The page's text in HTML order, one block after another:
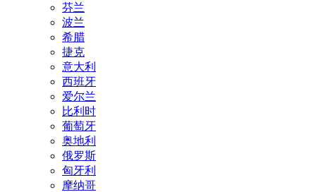
芬兰
波兰
希腊
捷克
意大利
西班牙
爱尔兰
比利时
葡萄牙
奥地利
俄罗斯
匈牙利
摩纳哥